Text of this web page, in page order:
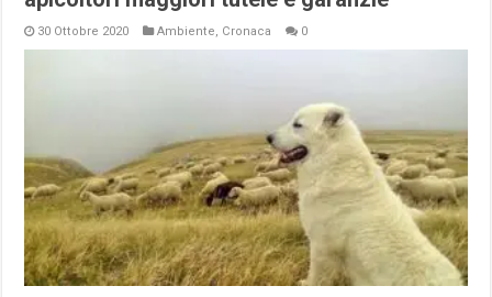
30 Ottobre 2020 Ambiente, Cronaca 0